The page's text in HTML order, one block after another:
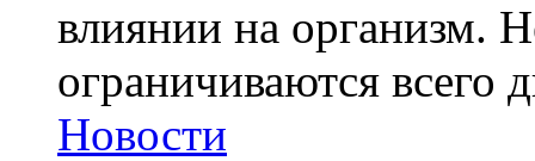
влиянии на организм.
ограничиваются всего
Новости